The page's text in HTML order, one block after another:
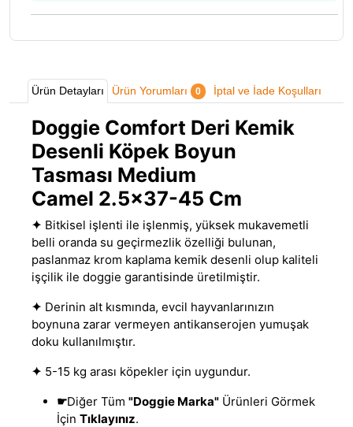
Ürün Detayları Ürün Yorumları 0 İptal ve İade Koşulları
Doggie Comfort Deri Kemik
Desenli Köpek Boyun
Tasması Medium
Camel 2.5x37-45 Cm
✦ Bitkisel işlenti ile işlenmiş, yüksek mukavemetli
belli oranda su geçirmezlik özelliği bulunan,
paslanmaz krom kaplama kemik desenli olup kaliteli
işçilik ile doggie garantisinde üretilmiştir.
✦ Derinin alt kısmında, evcil hayvanlarınızın
boynuna zarar vermeyen antikanserojen yumuşak
doku kullanılmıştır.
✦ 5-15 kg arası köpekler için uygundur.
☛Diğer Tüm "Doggie Marka" Ürünleri Görmek
İçin Tıklayınız.